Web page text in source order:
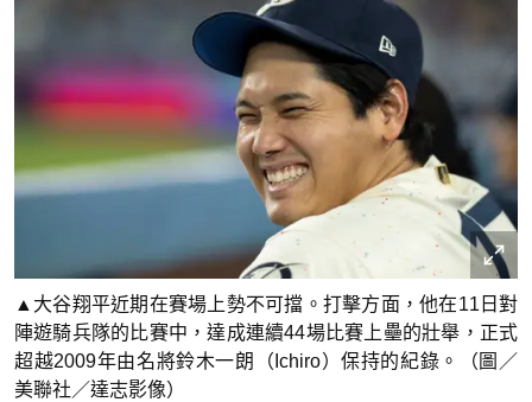
▲大谷翔平近期在賽場上勢不可擋。打擊方面，他在11日對
陣遊騎兵隊的比賽中，達成連續44場比賽上壘的壯舉，正式
超越2009年由名將鈴木一朗（Ichiro）保持的紀錄。（圖／
美聯社／達志影像）